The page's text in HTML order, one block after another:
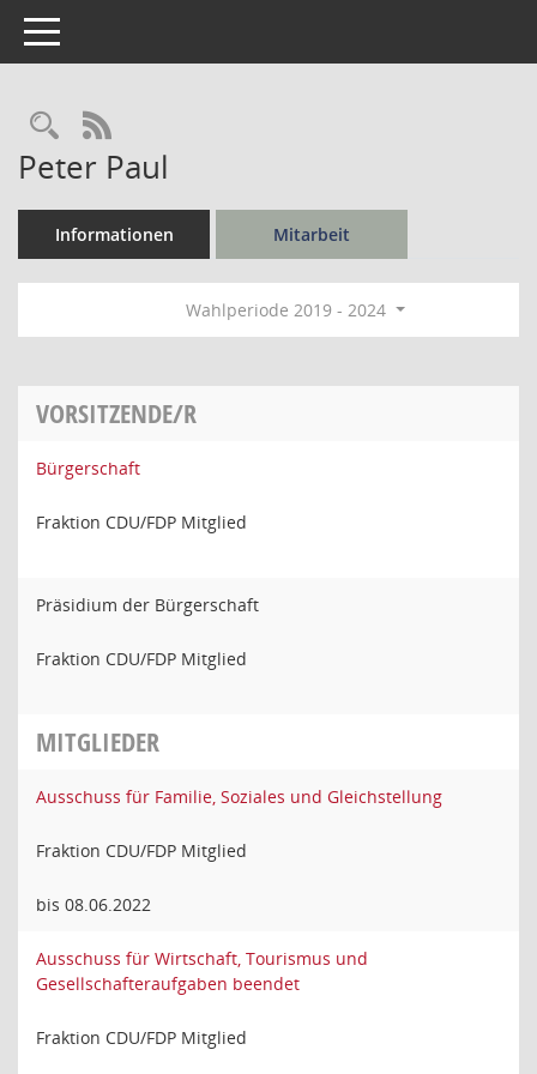
Toggle navigation
Rechercheauswahl
RSS-Feed
Peter Paul
Informationen Mitarbeit
Wahlperiode 2019 - 2024
VORSITZENDE/R
Bürgerschaft
Fraktion CDU/FDP Mitglied
Präsidium der Bürgerschaft
Fraktion CDU/FDP Mitglied
MITGLIEDER
Ausschuss für Familie, Soziales und Gleichstellung
Fraktion CDU/FDP Mitglied
bis 08.06.2022
Ausschuss für Wirtschaft, Tourismus und
Gesellschafteraufgaben beendet
Fraktion CDU/FDP Mitglied